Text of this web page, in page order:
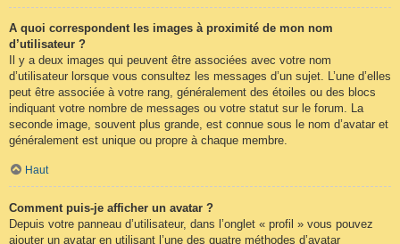
A quoi correspondent les images à proximité de mon nom
d’utilisateur ?
Il y a deux images qui peuvent être associées avec votre nom
d’utilisateur lorsque vous consultez les messages d’un sujet. L’une d’elles
peut être associée à votre rang, généralement des étoiles ou des blocs
indiquant votre nombre de messages ou votre statut sur le forum. La
seconde image, souvent plus grande, est connue sous le nom d’avatar et
généralement est unique ou propre à chaque membre.
Haut
Comment puis-je afficher un avatar ?
Depuis votre panneau d’utilisateur, dans l’onglet « profil » vous pouvez
ajouter un avatar en utilisant l’une des quatre méthodes d’avatar